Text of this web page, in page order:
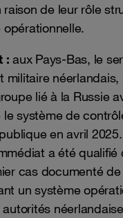
raison de leur rôle
: aux Pays-Bas, le
militaire néerlandais,
lié à la Russie
système de
en avril
a été qualifié
cas documenté
un système